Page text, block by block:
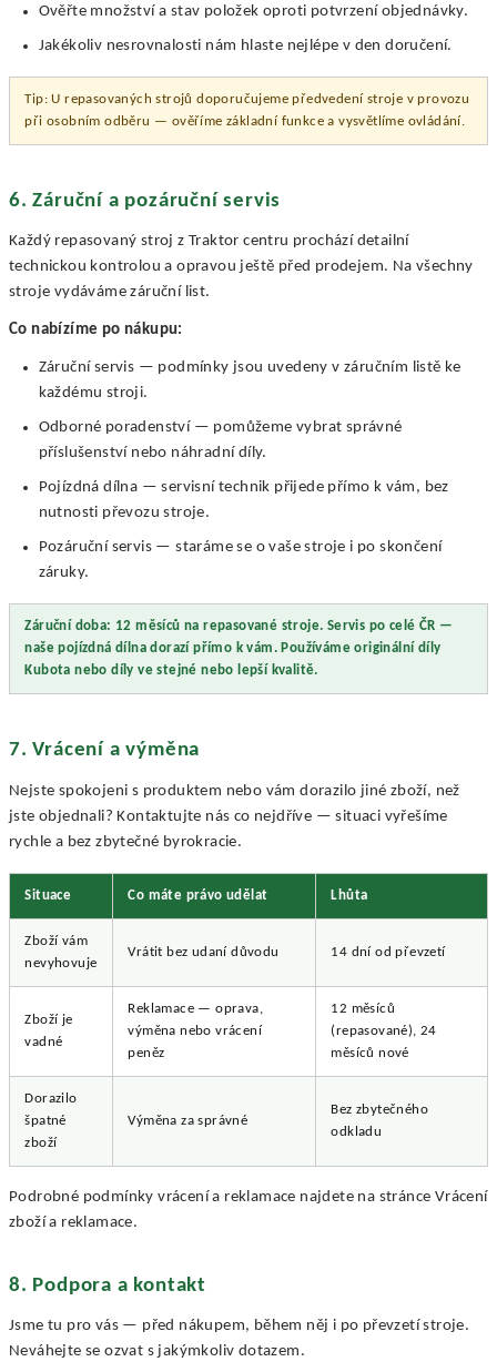
Ověřte množství a stav položek oproti potvrzení objednávky.
Jakékoliv nesrovnalosti nám hlaste nejlépe v den doručení.
Tip: U repasovaných strojů doporučujeme předvedení stroje v provozu
při osobním odběru — ověříme základní funkce a vysvětlíme ovládání.
6. Záruční a pozáruční servis
Každý repasovaný stroj z Traktor centru prochází detailní
technickou kontrolou a opravou ještě před prodejem. Na všechny
stroje vydáváme záruční list.
Co nabízíme po nákupu:
Záruční servis — podmínky jsou uvedeny v záručním listě ke
každému stroji.
Odborné poradenství — pomůžeme vybrat správné
příslušenství nebo náhradní díly.
Pojízdná dílna — servisní technik přijede přímo k vám, bez
nutnosti převozu stroje.
Pozáruční servis — staráme se o vaše stroje i po skončení
záruky.
Záruční doba: 12 měsíců na repasované stroje. Servis po celé ČR —
naše pojízdná dílna dorazí přímo k vám. Používáme originální díly
Kubota nebo díly ve stejné nebo lepší kvalitě.
7. Vrácení a výměna
Nejste spokojeni s produktem nebo vám dorazilo jiné zboží, než
jste objednali? Kontaktujte nás co nejdříve — situaci vyřešíme
rychle a bez zbytečné byrokracie.
Situace Co máte právo udělat Lhůta
Zboží vám
nevyhovuje
Vrátit bez udaní důvodu 14 dní od převzetí
Zboží je
vadné
Reklamace — oprava,
výměna nebo vrácení
peněz
12 měsíců
(repasované), 24
měsíců nové
Dorazilo
špatné
zboží
Výměna za správné
Bez zbytečného
odkladu
Podrobné podmínky vrácení a reklamace najdete na stránce Vrácení
zboží a reklamace.
8. Podpora a kontakt
Jsme tu pro vás — před nákupem, během něj i po převzetí stroje.
Neváhejte se ozvat s jakýmkoliv dotazem.